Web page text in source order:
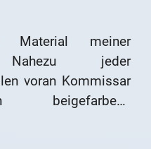
meiner
Nahezu jeder
voran Kommissar
beigefarbene
wollte doch, außer
gerne eines Tages